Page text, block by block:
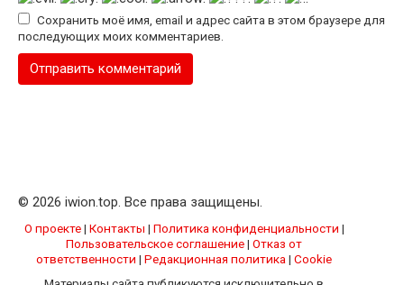
Сохранить моё имя, email и адрес сайта в этом браузере для
последующих моих комментариев.
© 2026 iwion.top. Все права защищены.
О проекте| Контакты | Политика конфиденциальности |
Пользовательское соглашение| Отказ от
ответственности | Редакционная политика | Cookie